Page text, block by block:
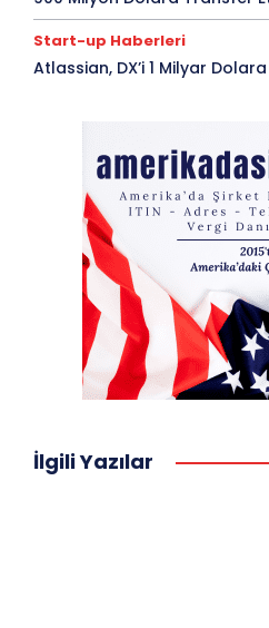
Start-up Haberleri
Atlassian, DX’i 1 Milyar Dolara
İlgili Yazılar